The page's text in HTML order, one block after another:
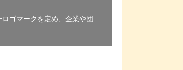
ゴマークを定め、企業や団